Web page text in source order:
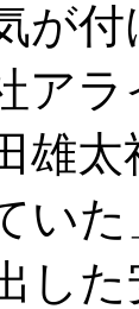
が
ア
雄太
い
し